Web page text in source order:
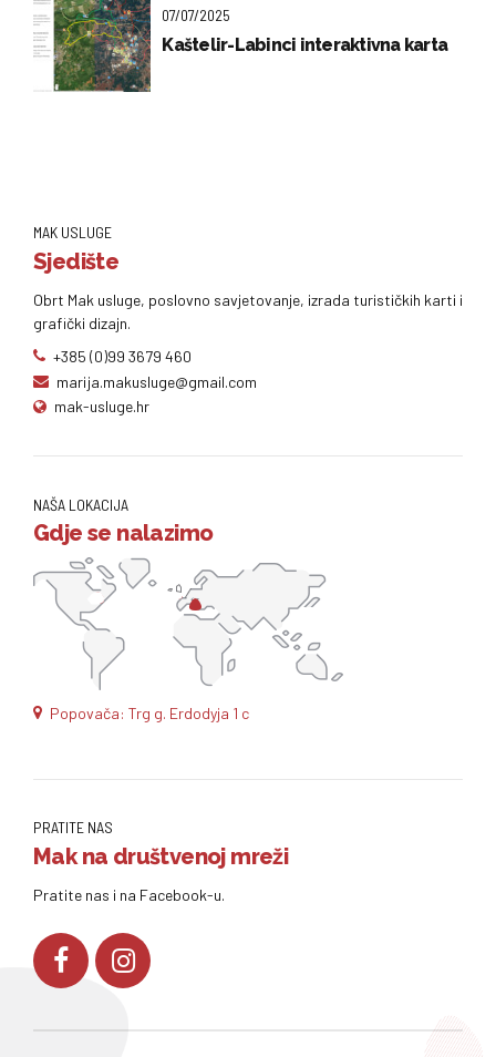
07/07/2025
Kaštelir-Labinci interaktivna karta
MAK USLUGE
Sjedište
Obrt Mak usluge, poslovno savjetovanje, izrada turističkih karti i
grafički dizajn.
+385 (0)99 3679 460
marija.makusluge@gmail.com
mak-usluge.hr
NAŠA LOKACIJA
Gdje se nalazimo
Popovača: Trg g. Erdodyja 1 c
PRATITE NAS
Mak na društvenoj mreži
Pratite nas i na Facebook-u.